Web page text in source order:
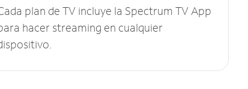
plan de TV incluye la Spectrum TV App
hacer streaming en cualquier